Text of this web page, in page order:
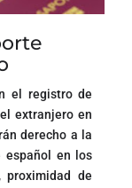
el registro de
extranjero en
derecho a la
español en los
proximidad de